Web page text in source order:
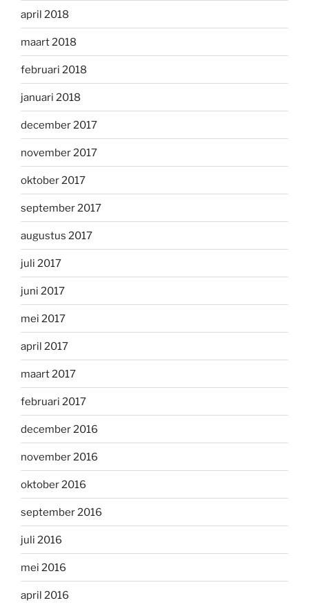
april 2018
maart 2018
februari 2018
januari 2018
december 2017
november 2017
oktober 2017
september 2017
augustus 2017
juli 2017
juni 2017
mei 2017
april 2017
maart 2017
februari 2017
december 2016
november 2016
oktober 2016
september 2016
juli 2016
mei 2016
april 2016